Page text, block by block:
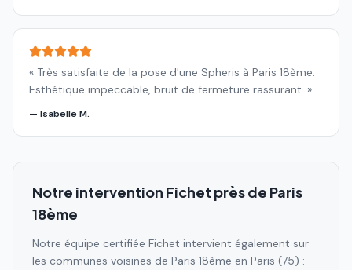
« Très satisfaite de la pose d'une Spheris à Paris 18ème.
Esthétique impeccable, bruit de fermeture rassurant. »
— Isabelle M.
Notre intervention Fichet près de Paris
18ème
Notre équipe certifiée Fichet intervient également sur
les communes voisines de Paris 18ème en Paris (75) :